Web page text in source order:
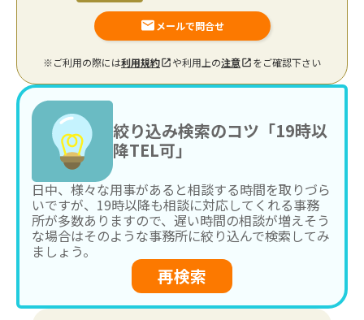
メールで問合せ
※ご利用の際には利用規約 や利用上の注意 をご確認下さい
絞り込み検索のコツ「19時以
降TEL可」
日中、様々な用事があると相談する時間を取りづら
いですが、19時以降も相談に対応してくれる事務
所が多数ありますので、遅い時間の相談が増えそう
な場合はそのような事務所に絞り込んで検索してみ
ましょう。
再検索